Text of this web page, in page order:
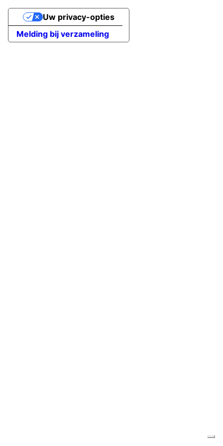
Melding bij verzameling
Uw privacy-opties